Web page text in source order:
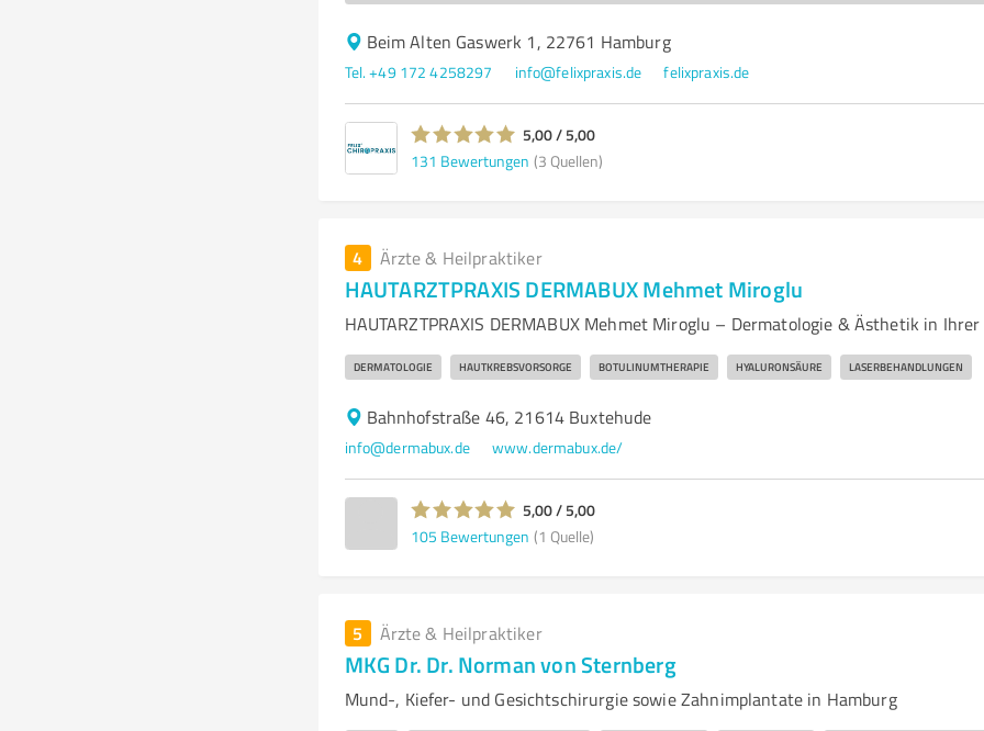
Beim Alten Gaswerk 1, 22761 Hamburg
Tel. +49 172 4258297 info@felixpraxis.de felixpraxis.de
5,00 / 5,00
131 Bewertungen (3 Quellen)
4 Ärzte & Heilpraktiker
HAUTARZTPRAXIS DERMABUX Mehmet Miroglu
HAUTARZTPRAXIS DERMABUX Mehmet Miroglu – Dermatologie & Ästhetik in
DERMATOLOGIE HAUTKREBSVORSORGE BOTULINUMTHERAPIE HYALURONSÄURE LASERBEHANDLUNGEN
Bahnhofstraße 46, 21614 Buxtehude
info@dermabux.de www.dermabux.de/
5,00 / 5,00
105 Bewertungen (1 Quelle)
5 Ärzte & Heilpraktiker
MKG Dr. Dr. Norman von Sternberg
Mund-, Kiefer- und Gesichtschirurgie sowie Zahnimplantate in Hamburg